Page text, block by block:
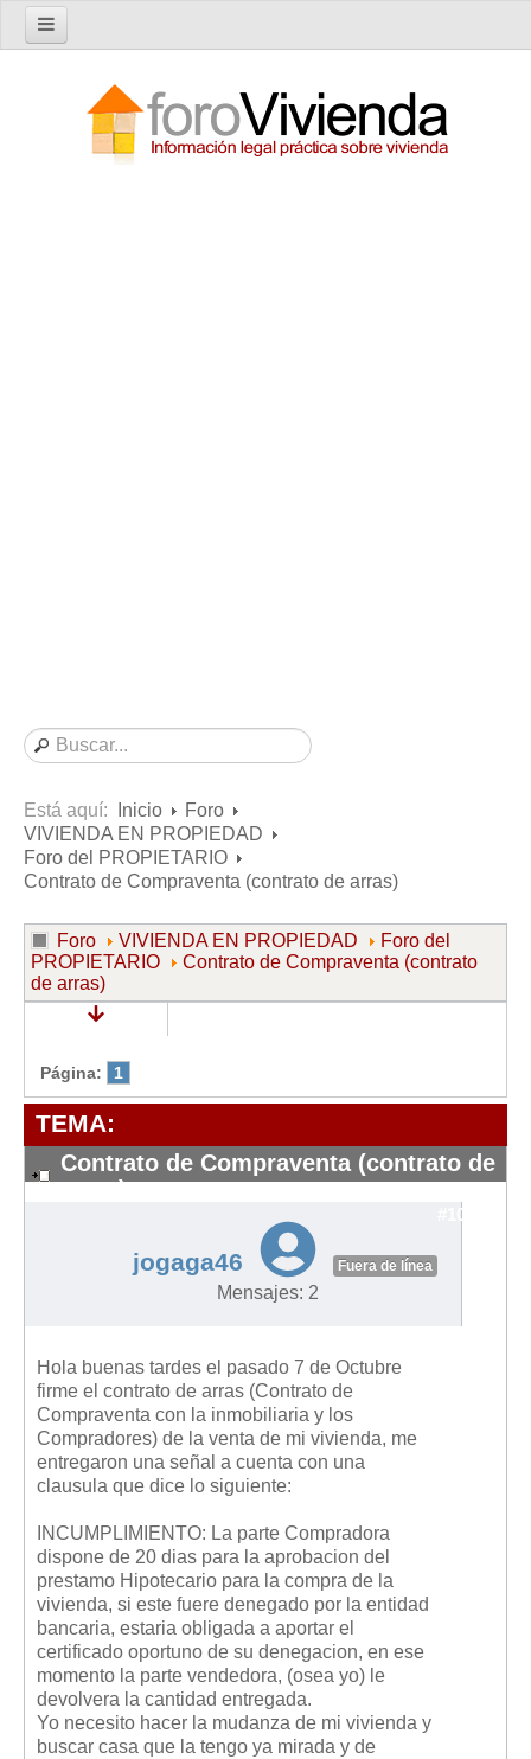
Nuevo tema
Contratos de Arrendamiento
De uso distinto al de vivienda
Otros contratos de Arrendamiento
Requerimientos y comunicaciones
Para contratos anteriores al 6 de junio de 2013
Para contratos de Renta Antigua
Formularios sobre Vivienda en Propiedad
Modelos de Contratos
Requerimientos y comunicaciones
Formularios sobre Propiedad Horizontal
Modelos de Convocatoria de Junta de Propietarios
Requerimientos y comunicaciones
Legislación sobre la Comunidad de Propietarios
Legislación sobre Adquisición de Vivienda en Propiedad
Legislación de interés práctico
Diccionario
Usuario
Entrar / Salir
Mis boletines
Está aquí: Inicio
Foro
VIVIENDA EN PROPIEDAD
Foro del PROPIETARIO
Contrato de Compraventa (contrato de arras)
Foro VIVIENDA EN PROPIEDAD
Foro del
PROPIETARIO
Contrato de Compraventa (contrato
de arras)
Página: 1
TEMA:
Contrato de Compraventa (contrato de
arras)
#10594
jogaga46 Fuera de línea
Mensajes: 2
Hola buenas tardes el pasado 7 de Octubre
firme el contrato de arras (Contrato de
Compraventa con la inmobiliaria y los
Compradores) de la venta de mi vivienda, me
entregaron una señal a cuenta con una
clausula que dice lo siguiente:
INCUMPLIMIENTO: La parte Compradora
dispone de 20 dias para la aprobacion del
prestamo Hipotecario para la compra de la
vivienda, si este fuere denegado por la entidad
bancaria, estaria obligada a aportar el
certificado oportuno de su denegacion, en ese
momento la parte vendedora, (osea yo) le
devolvera la cantidad entregada.
Yo necesito hacer la mudanza de mi vivienda y
buscar casa que la tengo ya mirada y de